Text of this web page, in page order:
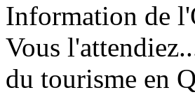
Information de
Vous
du tourisme en